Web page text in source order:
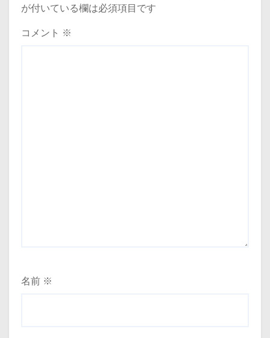
が付いている欄は必須項目です
コメント ※
名前 ※